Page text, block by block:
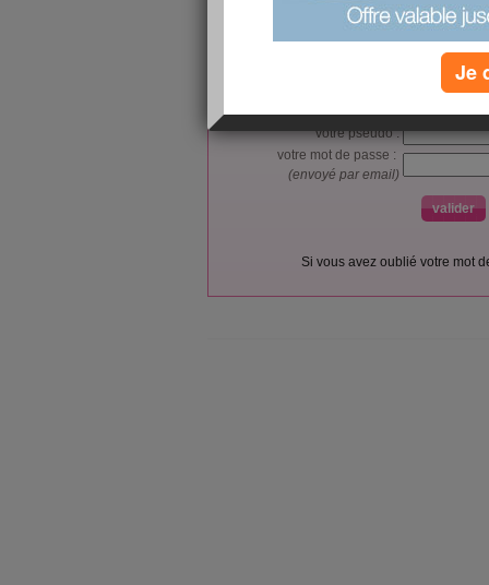
L’accès et l’utilisation du forum sont
Vous pouvez vousinscrire
Si vous êtes déjà membre,
votre pseudo :
votre mot de passe :
(envoyé par email)
Si vous avez oublié votre mot
Je